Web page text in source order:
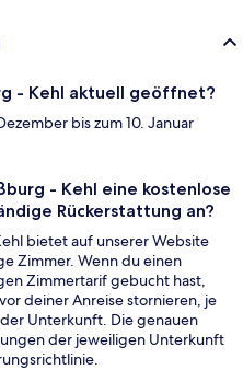
- Kehl aktuell geöffnet?
bis zum 10. Januar
- Kehl eine kostenlose
Rückerstattung an?
bietet auf unserer Website
Zimmer. Wenn du einen
Zimmertarif gebucht hast,
deiner Anreise stornieren, je
Unterkunft. Die genauen
der jeweiligen Unterkunft